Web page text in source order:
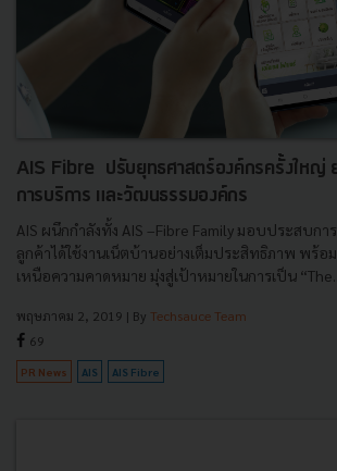
AIS Fibre ปรับยุทธศาสตร์องค์กรครั้งใหญ่ ย
การบริการ และวัฒนธรรมองค์กร
AIS ผนึกกำลังทั้ง AIS –Fibre Family มอบประสบก
ลูกค้าได้ใช้งานเน็ตบ้านอย่างเต็มประสิทธิภาพ พร้
เหนือความคาดหมาย มุ่งสู่เป้าหมายในการเป็น “The...
พฤษภาคม 2, 2019 | By Techsauce Team
69
PR News AIS AIS Fibre